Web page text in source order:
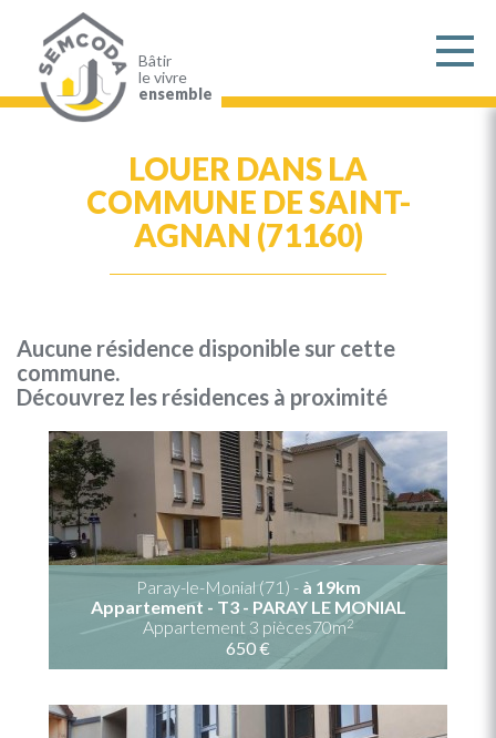
contenu
principal
Bâtir
le vivre
ensemble
LOUER DANS LA
COMMUNE DE SAINT-
AGNAN (71160)
Aucune résidence disponible sur cette
commune.
Découvrez les résidences à proximité
Paray-le-Monial (71) - à 19km
Appartement - T3 - PARAY LE MONIAL
Appartement 3 pièces70m2
650 €